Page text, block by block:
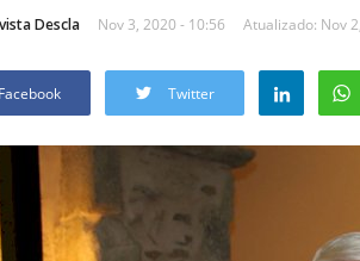
Descla Nov 3, 2020 - 10:56 Atualizado: Nov
Facebook Twitter